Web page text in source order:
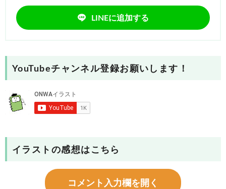
LINEに追加する
YouTubeチャンネル登録お願いします！
イラストの感想はこちら
コメント入力欄を開く